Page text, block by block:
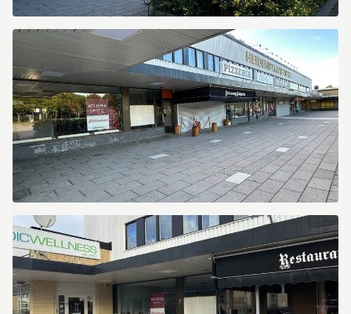
Heidenstamsgatan
Heidenstamsgatan
69